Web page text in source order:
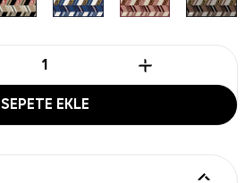
SEPETE EKLE